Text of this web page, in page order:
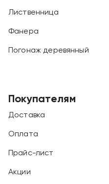
Лиственница
Фанера
Погонаж деревянный
Покупателям
Доставка
Оплата
Прайс-лист
Акции